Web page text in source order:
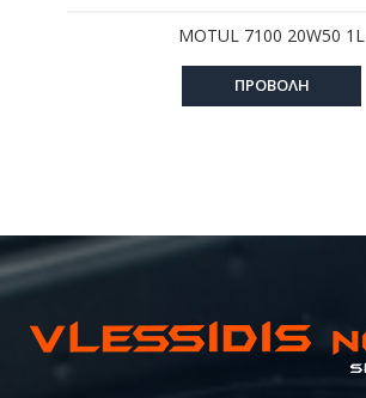
MOTUL 7100 20W50 1L
ΠΡΟΒΟΛΗ